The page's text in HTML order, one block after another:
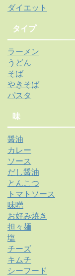
ダイエット
タイプ
ラーメン
うどん
そば
やきそば
パスタ
味
醤油
カレー
ソース
だし醤油
とんこつ
トマトソース
味噌
お好み焼き
担々麺
塩
チーズ
キムチ
シーフード